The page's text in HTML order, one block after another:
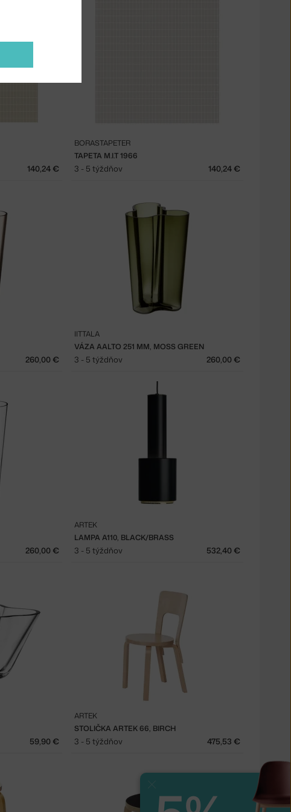
140,24 €
TAPETA M.I.T 1966
BORASTAPETER
3 - 5 týždňov 140,24 €
260,00 €
VÁZA AALTO 251 MM, MOSS GREEN
IITTALA
3 - 5 týždňov 260,00 €
260,00 €
LAMPA A110, BLACK/BRASS
ARTEK
3 - 5 týždňov 532,40 €
59,90 €
STOLIČKA ARTEK 66, BIRCH
ARTEK
3 - 5 týždňov 475,53 €